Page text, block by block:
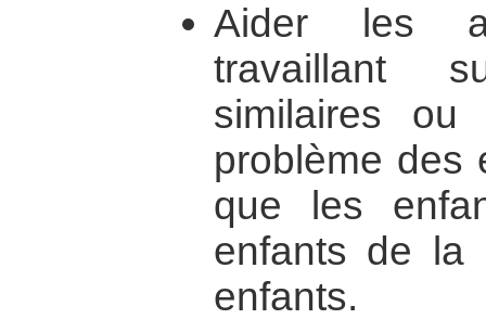
Aider les
travaillant
similaires
problème des
que les
enfants de la
enfants.